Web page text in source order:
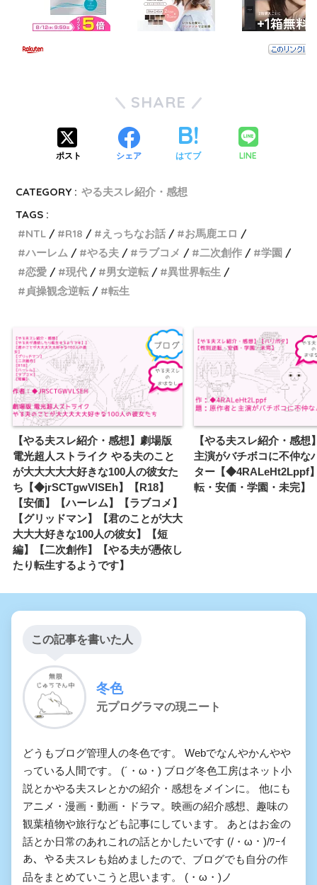
SHARE
ポスト シェア はてブ LINE
CATEGORY : やる夫スレ紹介・感想
TAGS :
NTL
R18 えっちなお話
お馬鹿エロ
ハーレム
やる夫 ラブコメ 二次創作
学園
恋愛
現代 男女逆転
異世界転生
貞操観念逆転
転生
【やる夫スレ紹介・感想】劇場版
電光超人ストライク やる夫のこと
が大大大大大好きな100人の彼女た
ち【◆jrSCTgwVlSEh】【R18】
【安価】【ハーレム】【ラブコメ】
【グリッドマン】【君のことが大大
大大大好きな100人の彼女】【短
編】【二次創作】【やる夫が憑依し
たり転生するようです】
【やる夫スレ紹介・感想
主演がバチボコに不仲な
ター【◆4RALeHt2Lppf
転・安価・学園・未完】
この記事を書いた人
冬色
元プログラマの現ニート
どうもブログ管理人の冬色です。 Webでなんやかんやや
っている人間です。 (´・ω・) ブログ冬色工房はネット小
説とかやる夫スレとかの紹介・感想をメインに。 他にも
アニメ・漫画・動画・ドラマ。映画の紹介感想、趣味の
観葉植物や旅行なども記事にしています。 あとはお金の
話とか日常のあれこれの話とかしたいです (/・ω・)/ﾜｰｲ
あ、やる夫スレも始めましたので、ブログでも自分の作
品をまとめていこうと思います。 (・ω・)ノ